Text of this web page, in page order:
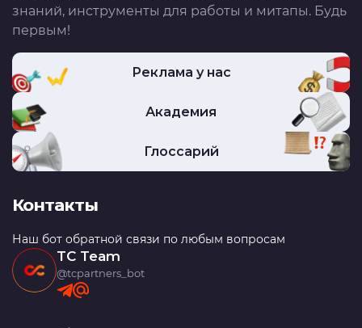
знаний, инструменты для работы и митапы. Будь
первым!
Реклама у нас
Академия
Глоссарий
Контакты
Наш бот обратной связи по любым вопросам
TC Team
@tcpartners_bot